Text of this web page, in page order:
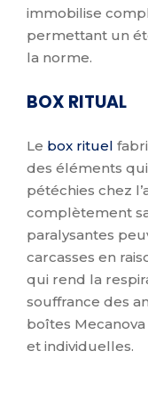
immobilise
permettant un
la norme.
BOX RITUAL
Le box rituel
des éléments
pétéchies chez
complètement
paralysantes
carcasses en
qui rend la
souffrance des
boîtes
et individuelles.